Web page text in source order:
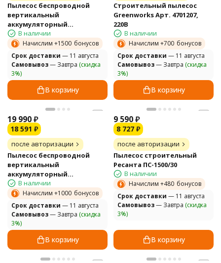
Пылесос беспроводной
вертикальный
аккумуляторный
Greenworks Арт. 4700607UB,
24V, с 1хАКБ 4 Ач и ЗУ
В наличии
Начислим +1500 бонусов
Cрок доставки — 11 августа
Самовывоз— Завтра (скидка
3%)
В корзину
Строительный пылесос
Greenworks Арт. 4701207,
220В
В наличии
Начислим +700 бонусов
Cрок доставки — 11 августа
Самовывоз— Завтра (скидка
3%)
В корзину
19 990₽
18 591 ₽
после авторизации
Пылесос беспроводной
вертикальный
аккумуляторный
Greenworks Арт. 4701407UB,
24V, с 1хАКБ 4 Ач и ЗУ
В наличии
Начислим +1000 бонусов
Cрок доставки — 11 августа
Самовывоз— Завтра (скидка
3%)
В корзину
9 590₽
8 727 ₽
после авторизации
Пылесос строительный
Ресанта ПС-1500/30
В наличии
Начислим +480 бонусов
Cрок доставки — 11 августа
Самовывоз— Завтра (скидка
3%)
В корзину